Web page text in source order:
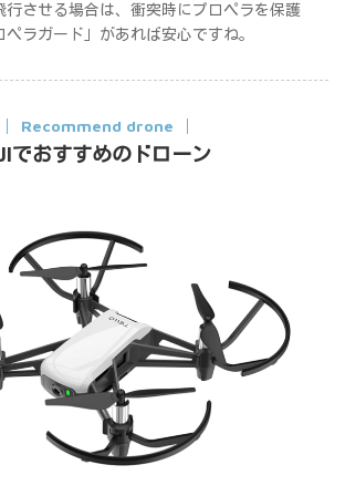
行させる場合は、衝突時にプロペラを保護
ペラガード」があれば安心ですね。
Recommend drone
でおすすめのドローン